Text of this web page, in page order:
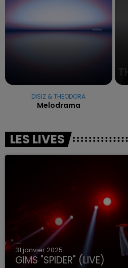
DISIZ & THEODORA
Melodrama
LES LIVES
31 janvier 2025
GIMS "SPIDER" (LIVE)